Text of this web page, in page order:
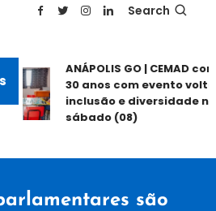
Search
ANÁPOLIS GO | CEMAD
30 anos com evento
inclusão e diversidade
sábado (08)
são